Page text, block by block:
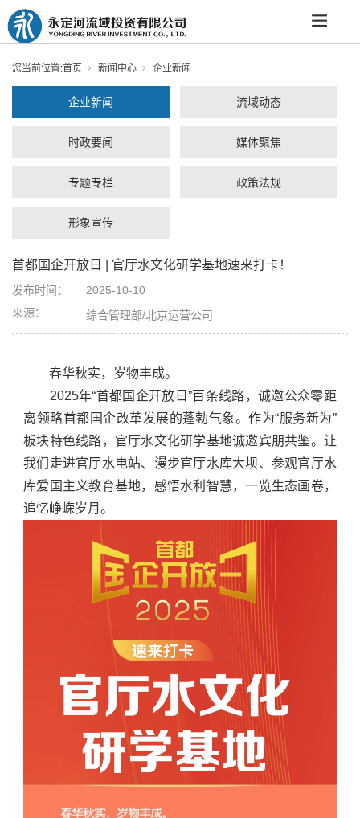
您当前位置:首页 新闻中心 企业新闻
企业新闻 流域动态
时政要闻 媒体聚焦
专题专栏 政策法规
形象宣传
首都国企开放日 | 官厅水文化研学基地速来打卡！
发布时间：
2025-10-10
来源：
综合管理部/北京运营公司
春华秋实，岁物丰成。
2025年“首都国企开放日”百条线路，诚邀公众零距
离领略首都国企改革发展的蓬勃气象。作为“服务新为”
板块特色线路，官厅水文化研学基地诚邀宾朋共鉴。让
我们走进官厅水电站、漫步官厅水库大坝、参观官厅水
库爱国主义教育基地，感悟水利智慧，一览生态画卷，
追忆峥嵘岁月。